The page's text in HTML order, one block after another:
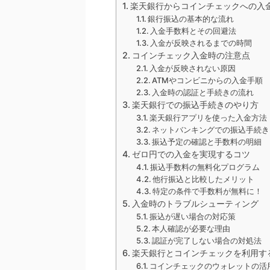
楽天銀行からコインチェックへの入
銀行振込の基本的な流れ
入金手数料とその回避法
入金が反映されるまでの時間
コインチェック入金時の注意点
入金が反映されない原因
ATMやコンビニからの入金手順
入金時の認証と手続きの流れ
楽天銀行での振込手続きのやり方
楽天銀行アプリを使った入金方法
ネットバンキングでの振込手続き
振込予定の確認と手数料の明細
ゼロ円での入金を実現するコツ
振込手数料の無料化プログラム
他行振込と比較したメリット
特定の条件で手数料が無料に！
入金時のトラブルシューティング
振込が遅い場合の対応策
本人確認が必要な理由
認証が完了しない場合の対処法
楽天銀行とコインチェックを利用す
コインチェックのウォレットの活